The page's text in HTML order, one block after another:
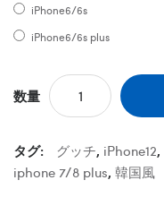
iPhone6/6s
iPhone6/6s plus
数量
タグ: グッチ, iPhone12,
iphone 7/8 plus, 韓国風